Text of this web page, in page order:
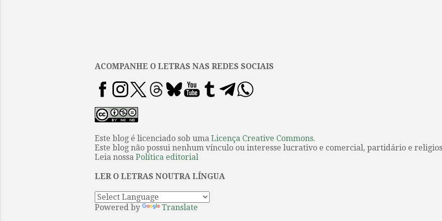
ACOMPANHE O LETRAS NAS REDES SOCIAIS
Este blog é licenciado sob uma Licença Creative Commons.
Este blog não possui nenhum vínculo ou interesse lucrativo e comercial, partidário e
Leia nossa Política editorial
LER O LETRAS NOUTRA LÍNGUA
Powered by Translate